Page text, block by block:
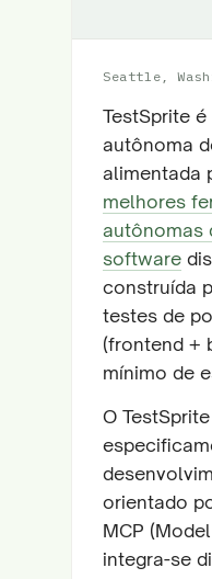
Seattle,
TestSprite
autônoma
alimentada
melhores
autônomas
software
construída
testes de
(frontend +
mínimo de
O
orientado
MCP
integra-se